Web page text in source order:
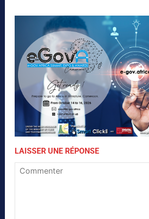
LAISSER UNE RÉPONSE